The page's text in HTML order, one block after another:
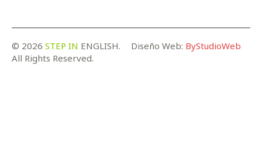
© 2026 STEP IN ENGLISH.
All Rights Reserved.
Diseño Web: ByStudioWeb